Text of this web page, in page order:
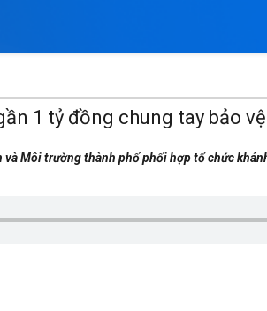
1 tỷ đồng chung tay bảo
và Môi trường thành phố phối hợp tổ chức